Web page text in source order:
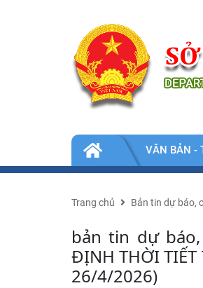
-
VĂN BẢN -
Trang chủ Bản tin dự báo,
bản tin dự
ĐỊNH THỜI
26/4/2026)